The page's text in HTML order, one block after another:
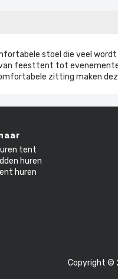
stoel die veel
feesttent tot
zitting maken
tent
huren
huren
Copyright ©